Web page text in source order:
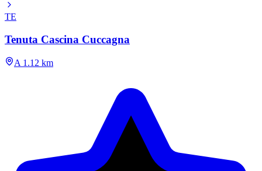
TE
Tenuta Cascina Cuccagna
A 1.12 km